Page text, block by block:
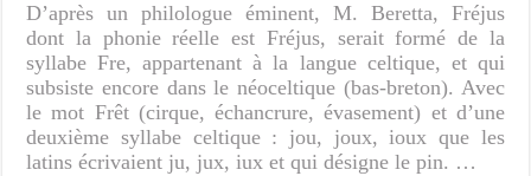
D’après un philologue éminent, M. Beretta, Fréjus
dont la phonie réelle est Fréjus, serait formé de la
syllabe Fre, appartenant à la langue celtique, et qui
subsiste encore dans le néoceltique (bas-breton). Avec
le mot Frêt (cirque, échancrure, évasement) et d’une
deuxième syllabe celtique : jou, joux, ioux que les
latins écrivaient ju, jux, iux et qui désigne le pin. …